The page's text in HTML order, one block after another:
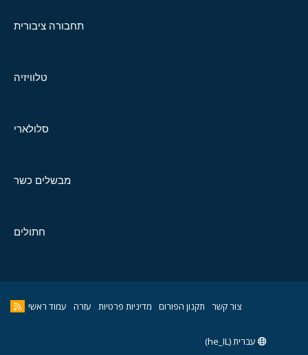
תחבורה ציבורית
טלוויזיה
סלולארי
מבשלים כשר
חתולים
צור קשר תקנון הפורום מדיניות פרטיות עזרה עמוד ראשי
עברית (he_IL)